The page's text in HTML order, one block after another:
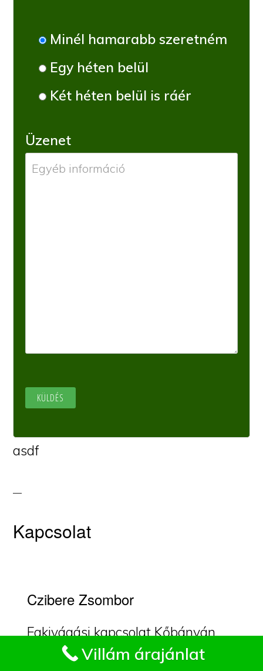
Minél hamarabb szeretném
Egy héten belül
Két héten belül is ráér
Üzenet
asdf
Kapcsolat
Czibere Zsombor
Fakivágási kapcsolat Kőbányán.
Villám árajánlat